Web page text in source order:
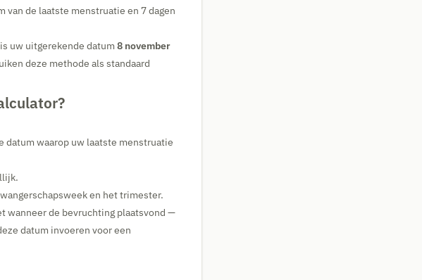
van de laatste menstruatie en 7 dagen
uw uitgerekende datum 8 november
deze methode als standaard
datum waarop uw laatste menstruatie
en het trimester.
wanneer de bevruchting plaatsvond —
datum invoeren voor een